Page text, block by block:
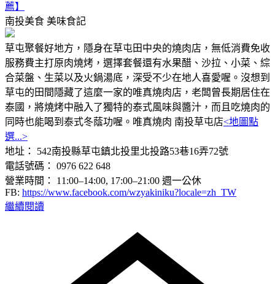
薦】
南投美食 美味食記
草屯聚餐好地方，隱身在草屯田中央的燒肉店，無低消費免收
服務費主打原肉燒烤，選擇套餐還有水果醋、沙拉、小菜、綜
合菜盤、生菜以及火鍋湯底，深受不少在地人喜愛喔。沒想到
草屯的田間隱藏了這麼一家的唯真燒肉店，老闆曾長期居住在
泰國，將燒烤中融入了獨特的泰式風味與醬汁，而且吃燒肉的
同時也能喝到泰式冬蔭功喔。唯真燒肉 南投草屯店<地圖點
選...>
地址： 542南投縣草屯鎮北投里北投路53巷16弄72號
電話號碼： 0976 622 648
營業時間： 11:00–14:00, 17:00–21:00 週一公休
FB: https://www.facebook.com/wzyakiniku?locale=zh_TW
繼續閱讀